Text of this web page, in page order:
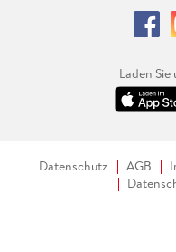
Laden
Datenschutz AGB